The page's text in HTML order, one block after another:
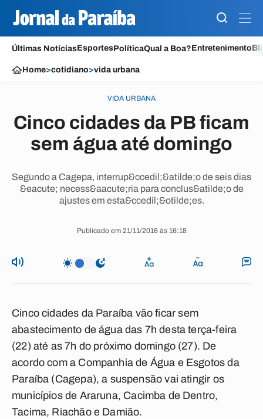
Últimas NotíciasEsportesPolíticaQual a Boa?Entretenimento
Home>cotidiano>vida urbana
VIDA URBANA
Cinco cidades da PB ficam
sem água até domingo
Segundo a Cagepa, interrup&ccedil;&atilde;o de seis dias
&eacute; necess&aacute;ria para conclus&atilde;o de
ajustes em esta&ccedil;&otilde;es.
Publicado em 21/11/2016 às 16:18
Cincocidades da Paraíba vão ficar sem
abastecimento de água das 7h desta terça-feira
(22) até as 7h do próximo domingo (27). De
acordo com a Companhia de Água e Esgotos da
Paraíba (Cagepa), a suspensão vai atingir os
municípios de Araruna, Cacimba de Dentro,
Tacima, Riachão e Damião.